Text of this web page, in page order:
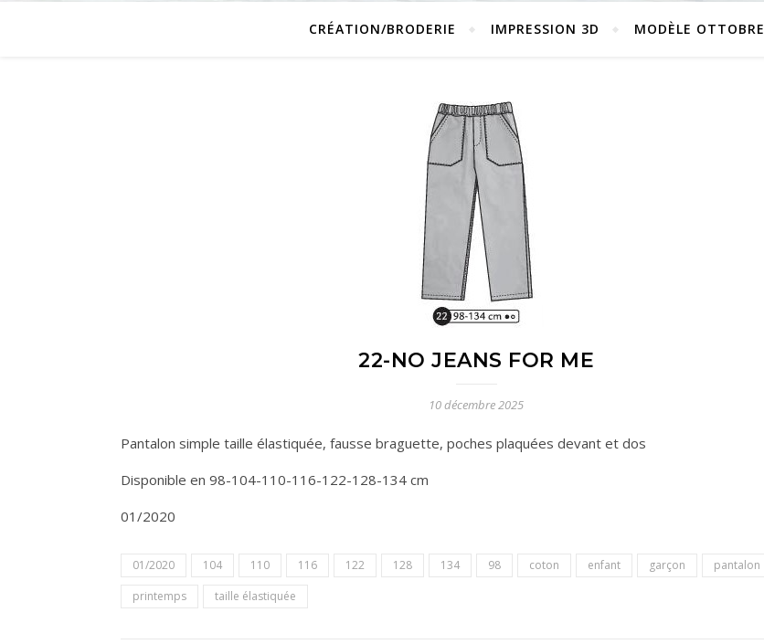
CRÉATION/BRODERIE IMPRESSION 3D MODÈLE OTTOBRE
22-NO JEANS FOR ME
10 décembre 2025
Pantalon simple taille élastiquée, fausse braguette, poches plaquées devant et dos
Disponible en 98-104-110-116-122-128-134 cm
01/2020
01/2020 104 110 116 122 128 134 98 coton enfant garçon
pantalon
printemps
taille élastiquée